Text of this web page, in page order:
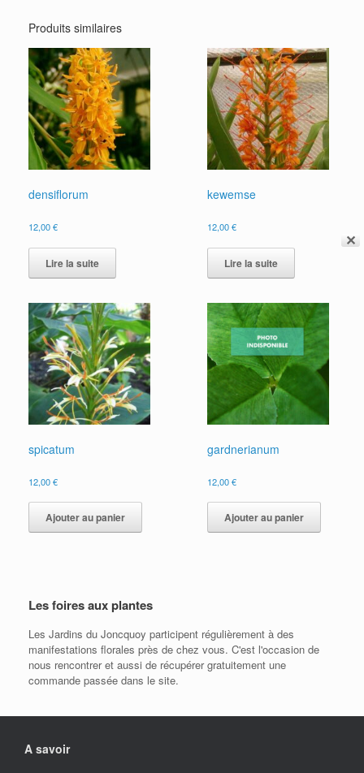
✕
Produits similaires
densiflorum
12,00€
Lire la suite
kewemse
12,00€
Lire la suite
spicatum
12,00€
Ajouter au panier
gardnerianum
12,00€
Ajouter au panier
Les foires aux plantes
Les Jardins du Joncquoy participent régulièrement à des
manifestations florales près de chez vous. C'est l'occasion de
nous rencontrer et aussi de récupérer gratuitement une
commande passée dans le site.
A savoir